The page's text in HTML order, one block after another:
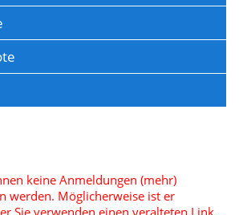
keine Anmeldungen (mehr)
werden. Möglicherweise ist er